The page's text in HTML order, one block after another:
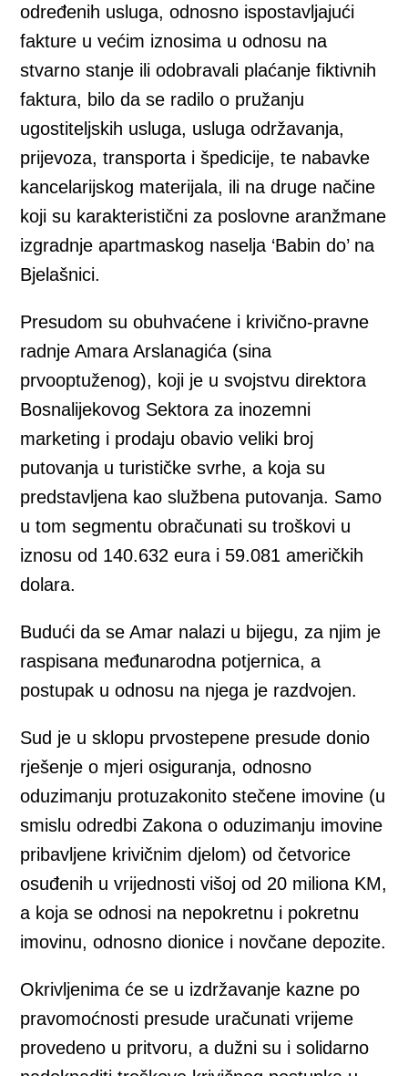
određenih usluga, odnosno ispostavljajući
fakture u većim iznosima u odnosu na
stvarno stanje ili odobravali plaćanje fiktivnih
faktura, bilo da se radilo o pružanju
ugostiteljskih usluga, usluga održavanja,
prijevoza, transporta i špedicije, te nabavke
kancelarijskog materijala, ili na druge načine
koji su karakteristični za poslovne aranžmane
izgradnje apartmaskog naselja ‘Babin do’ na
Bjelašnici.
Presudom su obuhvaćene i krivično-pravne
radnje Amara Arslanagića (sina
prvooptuženog), koji je u svojstvu direktora
Bosnalijekovog Sektora za inozemni
marketing i prodaju obavio veliki broj
putovanja u turističke svrhe, a koja su
predstavljena kao službena putovanja. Samo
u tom segmentu obračunati su troškovi u
iznosu od 140.632 eura i 59.081 američkih
dolara.
Budući da se Amar nalazi u bijegu, za njim je
raspisana međunarodna potjernica, a
postupak u odnosu na njega je razdvojen.
Sud je u sklopu prvostepene presude donio
rješenje o mjeri osiguranja, odnosno
oduzimanju protuzakonito stečene imovine (u
smislu odredbi Zakona o oduzimanju imovine
pribavljene krivičnim djelom) od četvorice
osuđenih u vrijednosti višoj od 20 miliona KM,
a koja se odnosi na nepokretnu i pokretnu
imovinu, odnosno dionice i novčane depozite.
Okrivljenima će se u izdržavanje kazne po
pravomoćnosti presude uračunati vrijeme
provedeno u pritvoru, a dužni su i solidarno